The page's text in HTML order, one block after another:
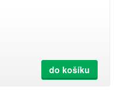
do košíku